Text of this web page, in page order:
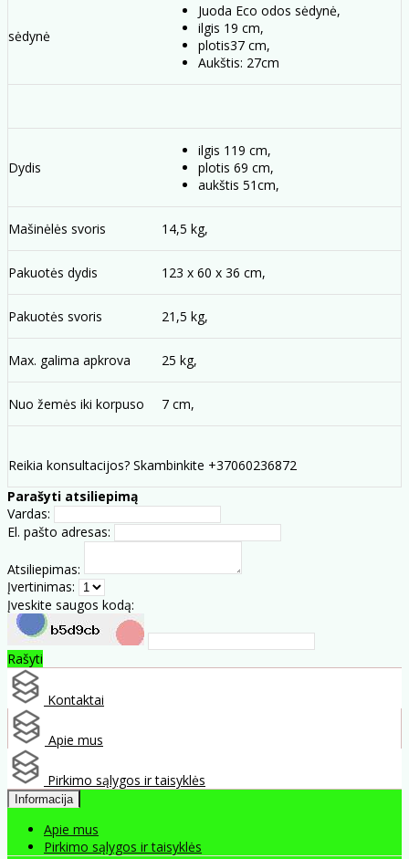
sėdynė
Juoda Eco odos sėdynė,
ilgis 19 cm,
plotis37 cm,
Aukštis: 27cm
Dydis
ilgis 119 cm,
plotis 69 cm,
aukštis 51cm,
Mašinėlės svoris 14,5 kg,
Pakuotės dydis 123 x 60 x 36 cm,
Pakuotės svoris 21,5 kg,
Max. galima apkrova 25 kg,
Nuo žemės iki korpuso 7 cm,
Reikia konsultacijos? Skambinkite +37060236872
Parašyti atsiliepimą
Vardas:
El. pašto adresas:
Atsiliepimas:
Įvertinimas:
Įveskite saugos kodą:
Rašyti
Kontaktai
Apie mus
Pirkimo sąlygos ir taisyklės
Informacija
Apie mus
Pirkimo sąlygos ir taisyklės